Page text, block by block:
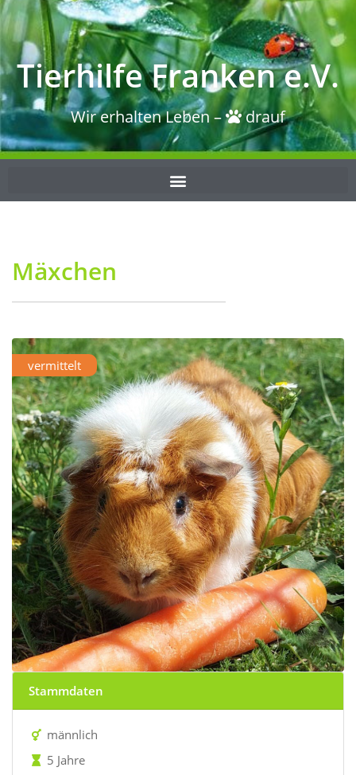
Tierhilfe Franken e.V.
Wir erhalten Leben – drauf
Mäxchen
vermittelt
Stammdaten
männlich
5 Jahre